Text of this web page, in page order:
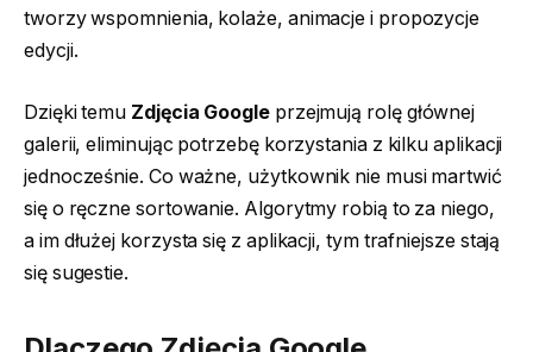
tworzy wspomnienia, kolaże, animacje i propozycje
edycji.
Dzięki temu Zdjęcia Googleprzejmują rolę głównej
galerii, eliminując potrzebę korzystania z kilku aplikacji
jednocześnie. Co ważne, użytkownik nie musi martwić
się o ręczne sortowanie. Algorytmy robią to za niego,
a im dłużej korzysta się z aplikacji, tym trafniejsze stają
się sugestie.